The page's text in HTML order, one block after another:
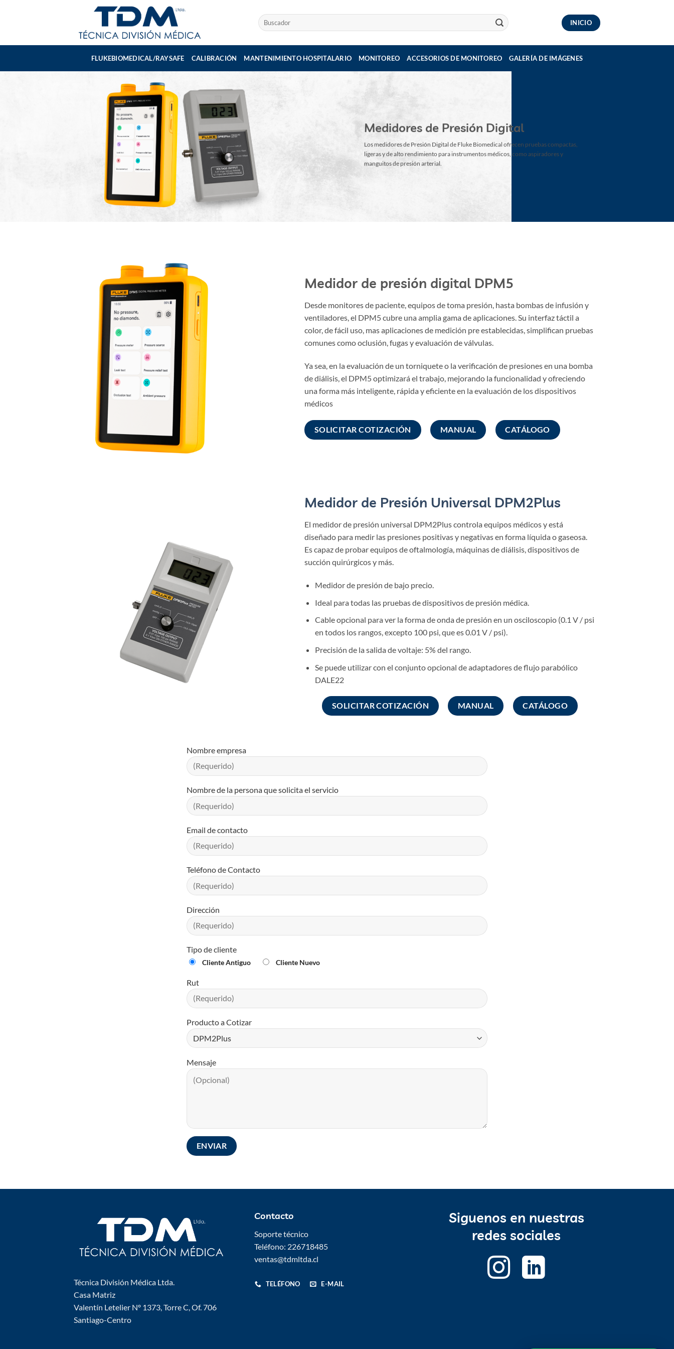
Buscar
por:
INICIO
FLUKEBIOMEDICAL/RAYSAFE CALIBRACIÓN MANTENIMIENTO HOSPITALARIO MONITOREO ACCESORIOS DE MONITOREO GALERÍA DE IMÁGENES
Medidores de Presión Digital
Los medidores de Presión Digital de Fluke Biomedical ofrecen pruebas compactas,
ligeras y de alto rendimiento para instrumentos médicos, como aspiradores y
manguitos de presión arterial.
Medidor de presión digital DPM5
Desde monitores de paciente, equipos de toma presión, hasta bombas de infusión y
ventiladores, el DPM5 cubre una amplia gama de aplicaciones. Su interfaz táctil a
color, de fácil uso, mas aplicaciones de medición pre establecidas, simplifican pruebas
comunes como oclusión, fugas y evaluación de válvulas.
Ya sea, en la evaluación de un torniquete o la verificación de presiones en una bomba
de diálisis, el DPM5 optimizará el trabajo, mejorando la funcionalidad y ofreciendo
una forma más inteligente, rápida y eficiente en la evaluación de los dispositivos
médicos
SOLICITAR COTIZACIÓN MANUAL CATÁLOGO
Medidor de Presión Universal DPM2Plus
El medidor de presión universal DPM2Plus controla equipos médicos y está
diseñado para medir las presiones positivas y negativas en forma líquida o gaseosa.
Es capaz de probar equipos de oftalmología, máquinas de diálisis, dispositivos de
succión quirúrgicos y más.
Medidor de presión de bajo precio.
Ideal para todas las pruebas de dispositivos de presión médica.
Cable opcional para ver la forma de onda de presión en un osciloscopio (0.1 V / psi
en todos los rangos, excepto 100 psi, que es 0.01 V / psi).
Precisión de la salida de voltaje: 5% del rango.
Se puede utilizar con el conjunto opcional de adaptadores de flujo parabólico
DALE22
SOLICITAR COTIZACIÓN MANUAL CATÁLOGO
Nombre empresa
Nombre de la persona que solicita el servicio
Email de contacto
Teléfono de Contacto
Dirección
Tipo de cliente
Cliente Antiguo Cliente Nuevo
Rut
Producto a Cotizar
Mensaje
Técnica División Médica Ltda.
Casa Matriz
Valentín Letelier Nº 1373, Torre C, Of. 706
Santiago-Centro
Contacto
Soporte técnico
Teléfono: 226718485
ventas@tdmltda.cl
TELÉFONO E-MAIL
Siguenos en nuestras
redes sociales